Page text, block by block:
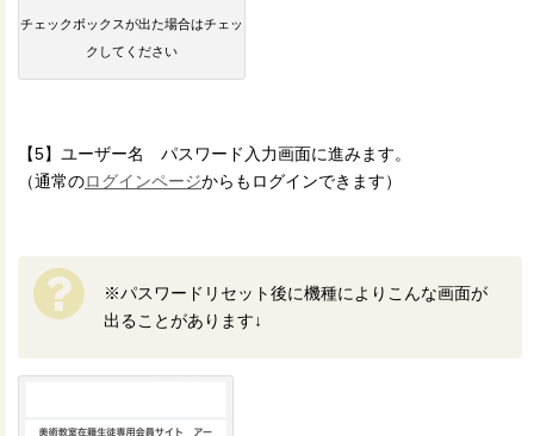
チェックボックスが出た場合はチェッ
クしてください
【5】ユーザー名 パスワード入力画面に進みます。
（通常のログインページからもログインできます）
※パスワードリセット後に機種によりこんな画面が
出ることがあります↓